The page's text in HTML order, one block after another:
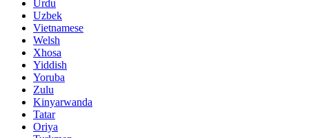
Urdu
Uzbek
Vietnamese
Welsh
Xhosa
Yiddish
Yoruba
Zulu
Kinyarwanda
Tatar
Oriya